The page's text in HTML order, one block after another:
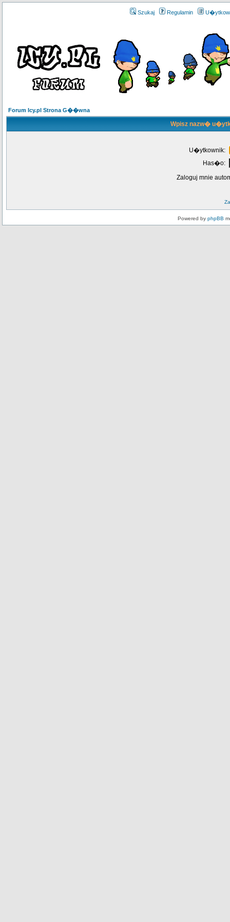
Szukaj Regulamin
Forum Icy.pl Strona G��wna
Wpisz nazw�
U�ytkownik:
Has�o:
Zaloguj mnie
Powered by phpBB